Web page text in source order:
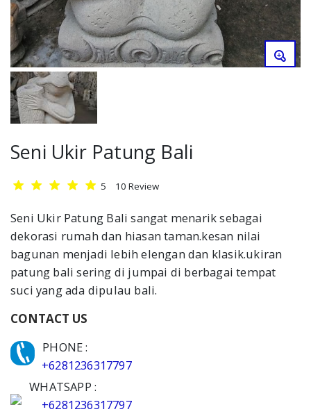
Seni Ukir Patung Bali
5 10 Review
Seni Ukir Patung Bali sangat menarik sebagai
dekorasi rumah dan hiasan taman.kesan nilai
bagunan menjadi lebih elengan dan klasik.ukiran
patung bali sering di jumpai di berbagai tempat
suci yang ada dipulau bali.
CONTACT US
PHONE :
+6281236317797
WHATSAPP :
+6281236317797